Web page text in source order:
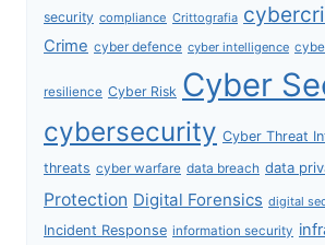
security compliance Crittografia
Crime cyber defence cyber intelligence
resilience Cyber Risk Cyber
cybersecurity Cyber Threat
threats cyber warfare data breach data
Protection Digital Forensics digital
Incident Response information security